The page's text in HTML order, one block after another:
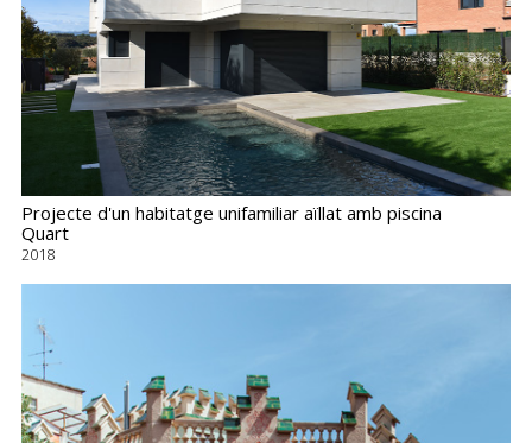
Projecte d'un habitatge unifamiliar aïllat amb piscina
Quart
2018